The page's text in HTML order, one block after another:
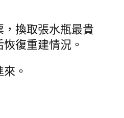
換取張水瓶最貴
復重建情況。
。